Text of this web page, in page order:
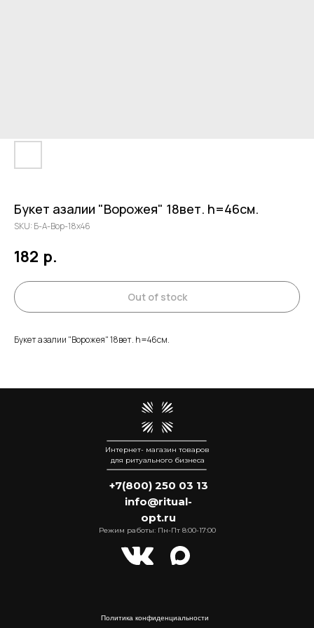
Букет азалии "Ворожея" 18вет. h=46см.
SKU: Б-А-Вор-18х46
182 р.
Out of stock
Букет азалии "Ворожея" 18вет. h=46см.
Режим работы: Пн-Пт 8:00-17:00
Политика конфиденциальности
Интернет- магазин товаров
для ритуального бизнеса
+7(800) 250 03 13
info@ritual-
opt.ru